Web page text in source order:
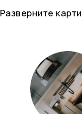
Разверните